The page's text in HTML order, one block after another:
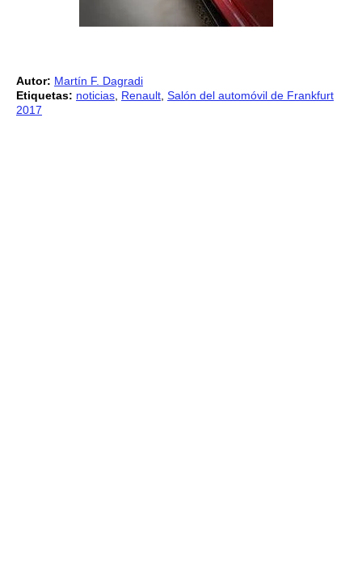
Autor: Martín F. Dagradi
Etiquetas: noticias Renault Salón del automóvil de Frankfurt
2017